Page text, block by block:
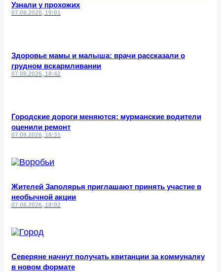
Узнали у прохожих
07.08.2026, 19:01
Здоровье мамы и малыша: врачи рассказали о
грудном вскармливании
07.08.2026, 18:42
Городские дороги меняются: мурманские водители
оценили ремонт
07.08.2026, 18:31
Жителей Заполярья приглашают принять участие в
необычной акции
07.08.2026, 18:02
Северяне начнут получать квитанции за коммуналку
в новом формате